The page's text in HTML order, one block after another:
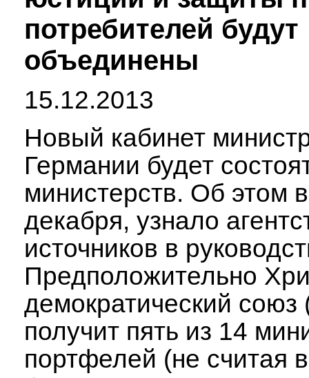
потребителей будут
объединены
15.12.2013
Новый кабинет
Германии будет
министерств. Об этом
декабря, узнало
источников в
Предположительно
демократический
получит пять из 14
портфелей (не считая